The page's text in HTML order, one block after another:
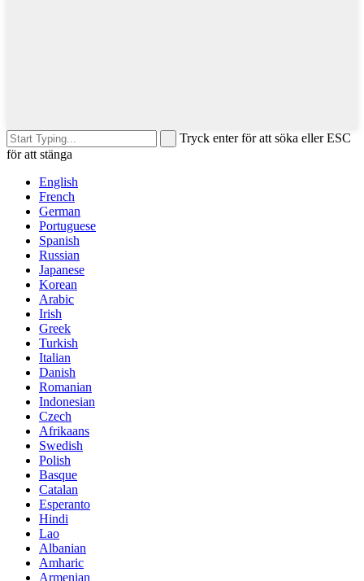
Tryck enter för att söka eller ESC
för att stänga
English
French
German
Portuguese
Spanish
Russian
Japanese
Korean
Arabic
Irish
Greek
Turkish
Italian
Danish
Romanian
Indonesian
Czech
Afrikaans
Swedish
Polish
Basque
Catalan
Esperanto
Hindi
Lao
Albanian
Amharic
Armenian